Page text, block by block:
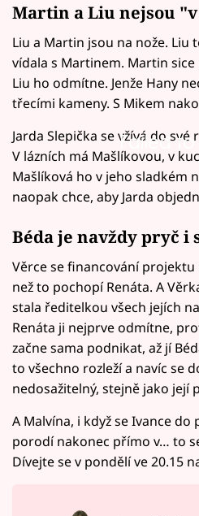
Martin a Liu nejsou
Liu a Martin jsou na nože. Liu
vídala s Martinem. Martin
Liu ho odmítne. Jenže Hany
třecími kameny. S Mikem
Failed
Jarda Slepička se vžívá do
V lázních má Mašlíkovou, v
Mašlíková ho v jeho sladkém
naopak chce, aby Jarda
Béda je navždy pryč i
Věrce se financování
než to pochopí Renáta. A
stala ředitelkou všech jejích
Renáta ji nejprve odmítne,
začne sama podnikat, až jí
to všechno rozleží a navíc se
nedosažitelný, stejně jako její
A Malvína, i když se Ivance
porodí nakonec přímo v… to
Dívejte se v pondělí ve 20.15